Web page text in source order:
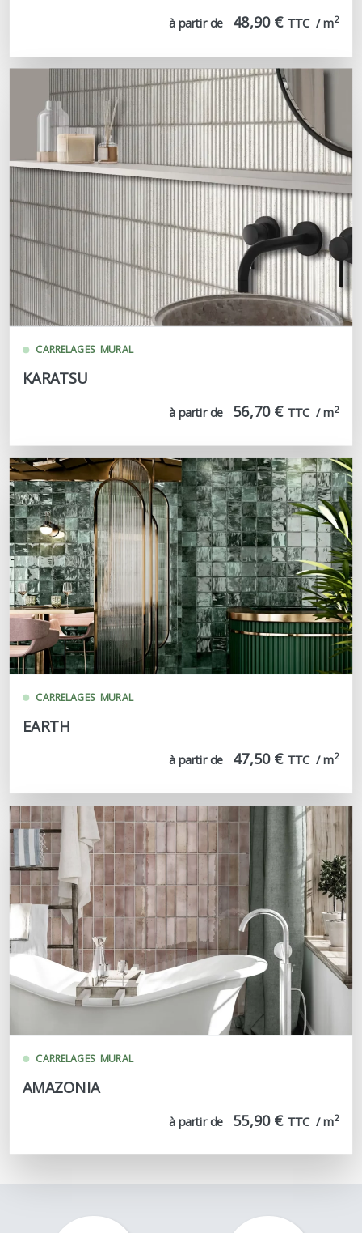
à partir de 48,90 € TTC  / m2
CARRELAGES MURAL
KARATSU
à partir de 56,70 € TTC  / m2
CARRELAGES MURAL
EARTH
à partir de 47,50 € TTC  / m2
CARRELAGES MURAL
AMAZONIA
à partir de 55,90 € TTC  / m2